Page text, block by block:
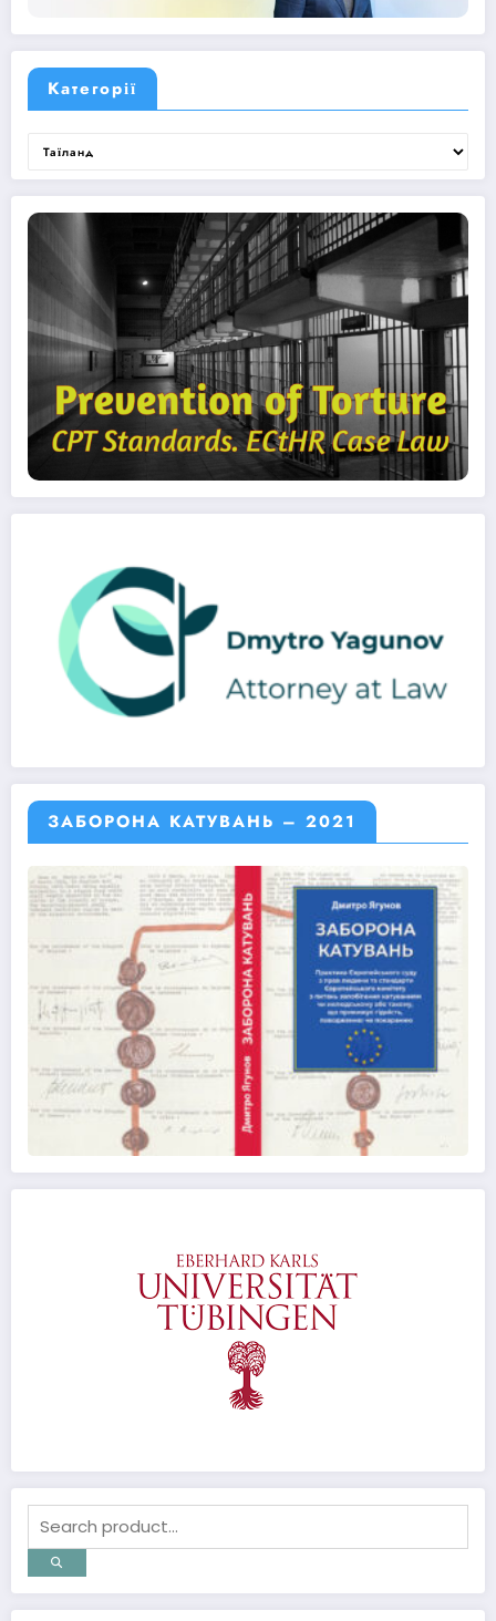
Категорії
ЗАБОРОНА КАТУВАНЬ – 2021